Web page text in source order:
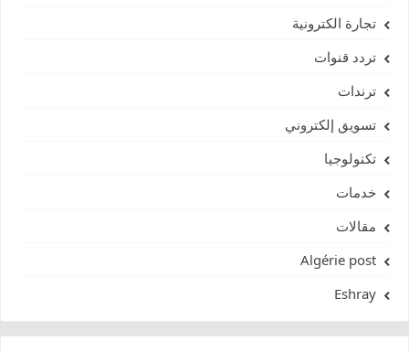
تجارة الكترونية
تردد قنوات
ترندات
تسويق إلكتروني
تكنولوجيا
خدمات
مقالات
Algérie post
Eshray